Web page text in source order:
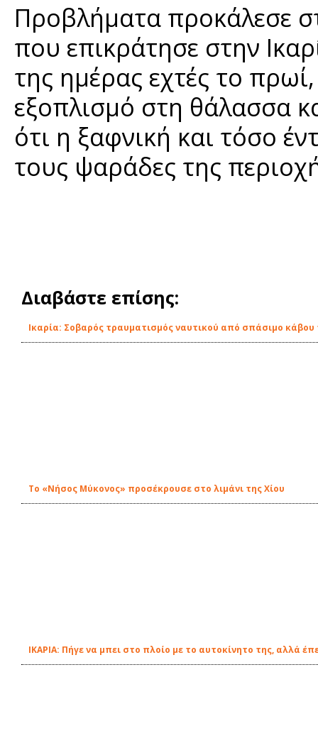
Προβλήματα προκάλεσε
που επικράτησε στην
της ημέρας εχτές το
εξοπλισμό στη θάλασσα
ότι η ξαφνική και τόσο
τους ψαράδες της
Διαβάστε επίσης:
Ικαρία: Σοβαρός τραυματισμός ναυτικού από σπάσιμο
Το «Νήσος Μύκονος» προσέκρουσε στο λιμάνι της Χίου
ΙΚΑΡΙΑ: Πήγε να μπει στο πλοίο με το αυτοκίνητο της, αλλά